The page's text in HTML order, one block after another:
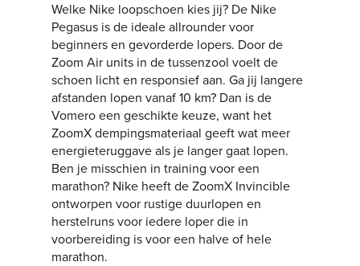
Welke Nike loopschoen kies jij? De Nike
Pegasus is de ideale allrounder voor
beginners en gevorderde lopers. Door de
Zoom Air units in de tussenzool voelt de
schoen licht en responsief aan. Ga jij langere
afstanden lopen vanaf 10 km? Dan is de
Vomero een geschikte keuze, want het
ZoomX dempingsmateriaal geeft wat meer
energieteruggave als je langer gaat lopen.
Ben je misschien in training voor een
marathon? Nike heeft de ZoomX Invincible
ontworpen voor rustige duurlopen en
herstelruns voor iedere loper die in
voorbereiding is voor een halve of hele
marathon.